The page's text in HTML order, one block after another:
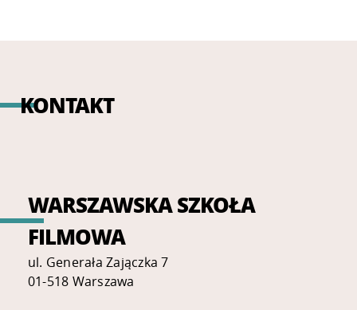
KONTAKT
WARSZAWSKA SZKOŁA
FILMOWA
ul. Generała Zajączka 7
01-518 Warszawa